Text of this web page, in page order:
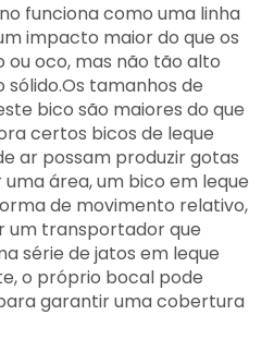
funciona como uma linha
impacto maior do que os
ou oco, mas não tão alto
tamanhos de
bico são maiores do que
certos bicos de leque
ar possam produzir gotas
área, um bico em leque
de movimento relativo,
um transportador que
série de jatos em leque
o próprio bocal pode
garantir uma cobertura